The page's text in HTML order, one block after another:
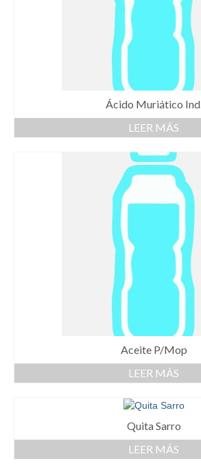
Ácido Muriático Ind.
LEER MÁS
Aceite P/Mop
LEER MÁS
Quita Sarro
LEER MÁS